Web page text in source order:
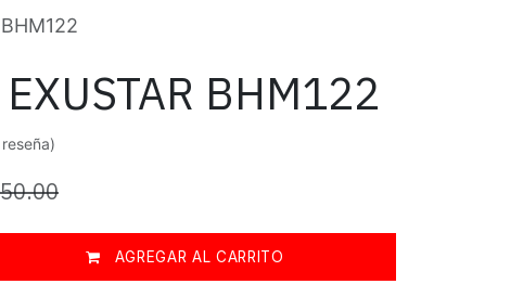
EXUSTAR BHM122
AGREGAR AL CARRITO